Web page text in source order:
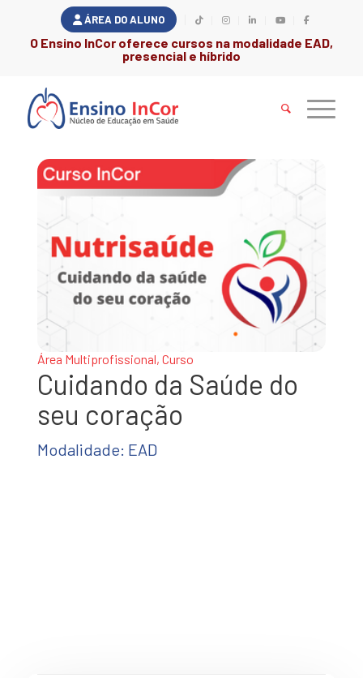
ÁREA DO ALUNO
O Ensino InCor oferece cursos na modalidade EAD,
presencial e híbrido
Área Multiprofissional, Curso
Cuidando da Saúde do
seu coração
Modalidade: EAD